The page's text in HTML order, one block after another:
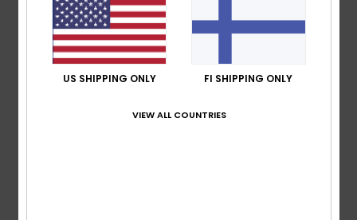
Composition[Main Fabric] 87% Recycled Polyester, 13%
Elastane
Shipping & Returns
US SHIPPING ONLY FI SHIPPING ONLY
VIEW ALL COUNTRIES